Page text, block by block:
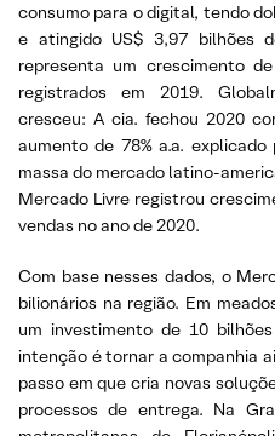
consumo para o digital, tendo
e atingido US$ 3,97 bilhões
representa um crescimento
registrados em 2019.
cresceu: A cia. fechou 2020
aumento de 78% a.a.
massa do mercado latino-
Mercado Livre registrou
vendas no ano de 2020.
Com base nesses dados, o
bilionários na região. Em
um investimento de 10
intenção é tornar a companhia
passo em que cria novas
processos de entrega. Na